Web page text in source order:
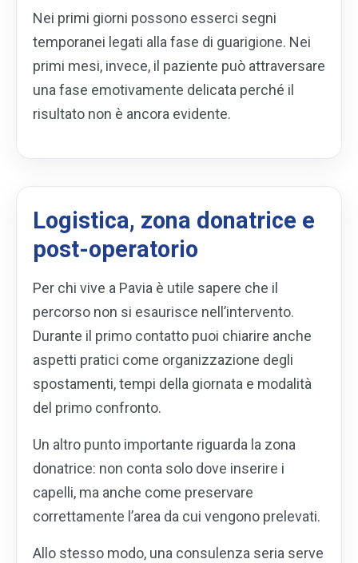
Nei primi giorni possono esserci segni
temporanei legati alla fase di guarigione. Nei
primi mesi, invece, il paziente può attraversare
una fase emotivamente delicata perché il
risultato non è ancora evidente.
Logistica, zona donatrice e
post-operatorio
Per chi vive a Pavia è utile sapere che il
percorso non si esaurisce nell’intervento.
Durante il primo contatto puoi chiarire anche
aspetti pratici come organizzazione degli
spostamenti, tempi della giornata e modalità
del primo confronto.
Un altro punto importante riguarda la zona
donatrice: non conta solo dove inserire i
capelli, ma anche come preservare
correttamente l’area da cui vengono prelevati.
Allo stesso modo, una consulenza seria serve